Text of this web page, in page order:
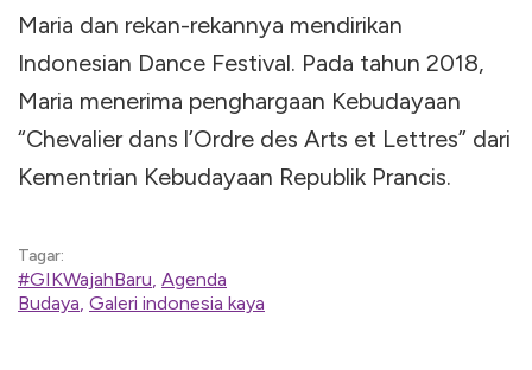
Maria dan rekan-rekannya mendirikan
Indonesian Dance Festival. Pada tahun 2018,
Maria menerima penghargaan Kebudayaan
“Chevalier dans l’Ordre des Arts et Lettres” dari
Kementrian Kebudayaan Republik Prancis.
Tagar:
#GIKWajahBaru, Agenda
Budaya, Galeri indonesia kaya